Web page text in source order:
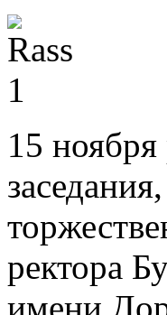
15 ноября
ректора
имени